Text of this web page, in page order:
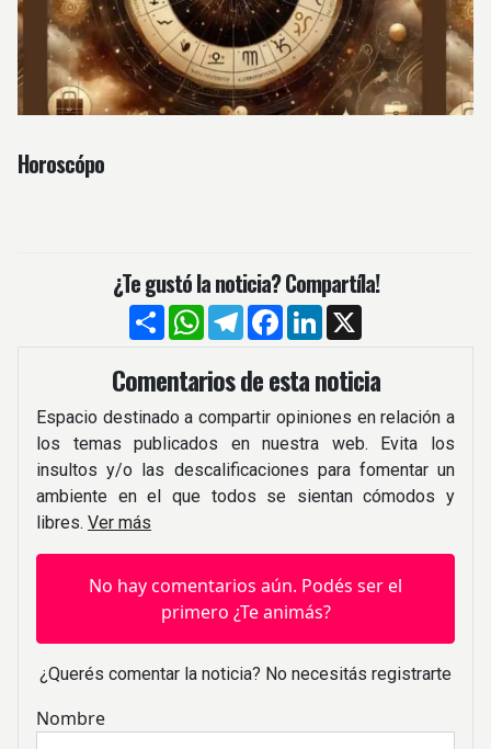
Horoscópo
¿Te gustó la noticia? Compartíla!
CompartirWhatsApp
TelegramFacebook
LinkedIn
Comentarios de esta noticia
Espacio destinado a compartir opiniones en relación a
los temas publicados en nuestra web. Evita los
insultos y/o las descalificaciones para fomentar un
ambiente en el que todos se sientan cómodos y
libres. Ver más
No hay comentarios aún. Podés ser el
primero ¿Te animás?
¿Querés comentar la noticia? No necesitás registrarte
Nombre